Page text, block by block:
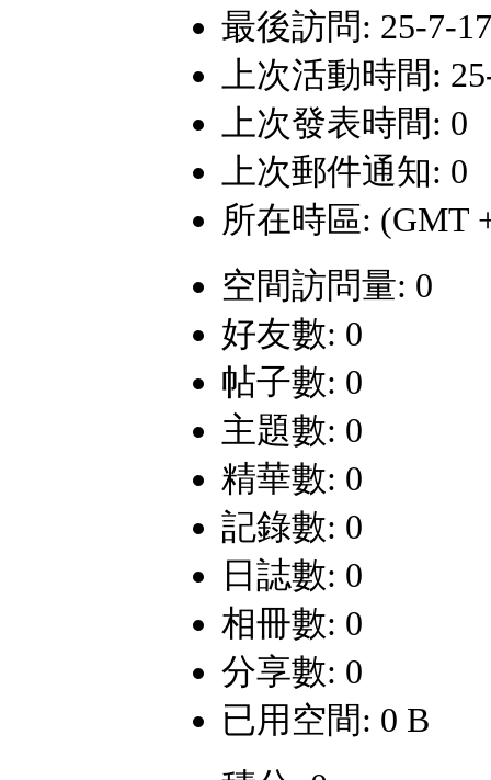
最後訪問: 25-7-
上次活動時間:
上次發表時間: 0
上次郵件通知: 0
所在時區: (GMT
空間訪問量: 0
好友數: 0
帖子數: 0
主題數: 0
精華數: 0
記錄數: 0
日誌數: 0
相冊數: 0
分享數: 0
已用空間: 0 B